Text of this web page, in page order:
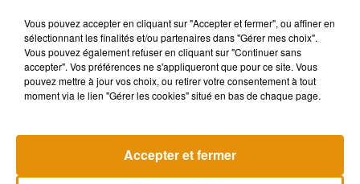
6 août 2026
« Loups Garous » pour son...
interprétée lors des...
Vous pouvez accepter en cliquant sur "Accepter et fermer", ou affiner en
sélectionnant les finalités et/ou partenaires dans "Gérer mes choix".
Vous pouvez également refuser en cliquant sur "Continuer sans
accepter". Vos préférences ne s'appliqueront que pour ce site. Vous
pouvez mettre à jour vos choix, ou retirer votre consentement à tout
moment via le lien "Gérer les cookies" situé en bas de chaque page.
Accepter et fermer